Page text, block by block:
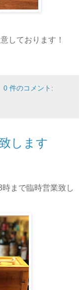
しております！
0 件のコメント:
します
まで臨時営業致し